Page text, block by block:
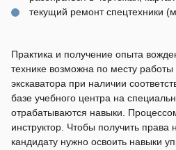
текущий ремонт спецтехники
Практика и получение опыта
технике возможна по месту
экскаватора при наличии
базе учебного центра на
отрабатываются навыки.
инструктор. Чтобы получить права
кандидату нужно освоить навыки